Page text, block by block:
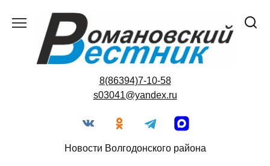
содержанию
8(86394)7-10-58
s03041@yandex.ru
Новости Волгодонского района